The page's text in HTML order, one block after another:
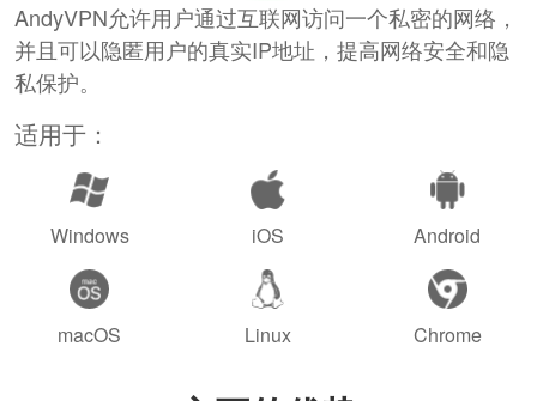
AndyVPN允许用户通过互联网访问一个私密的网络，
并且可以隐匿用户的真实IP地址，提高网络安全和隐
私保护。
适用于：
Windows iOS Android
macOS Linux Chrome